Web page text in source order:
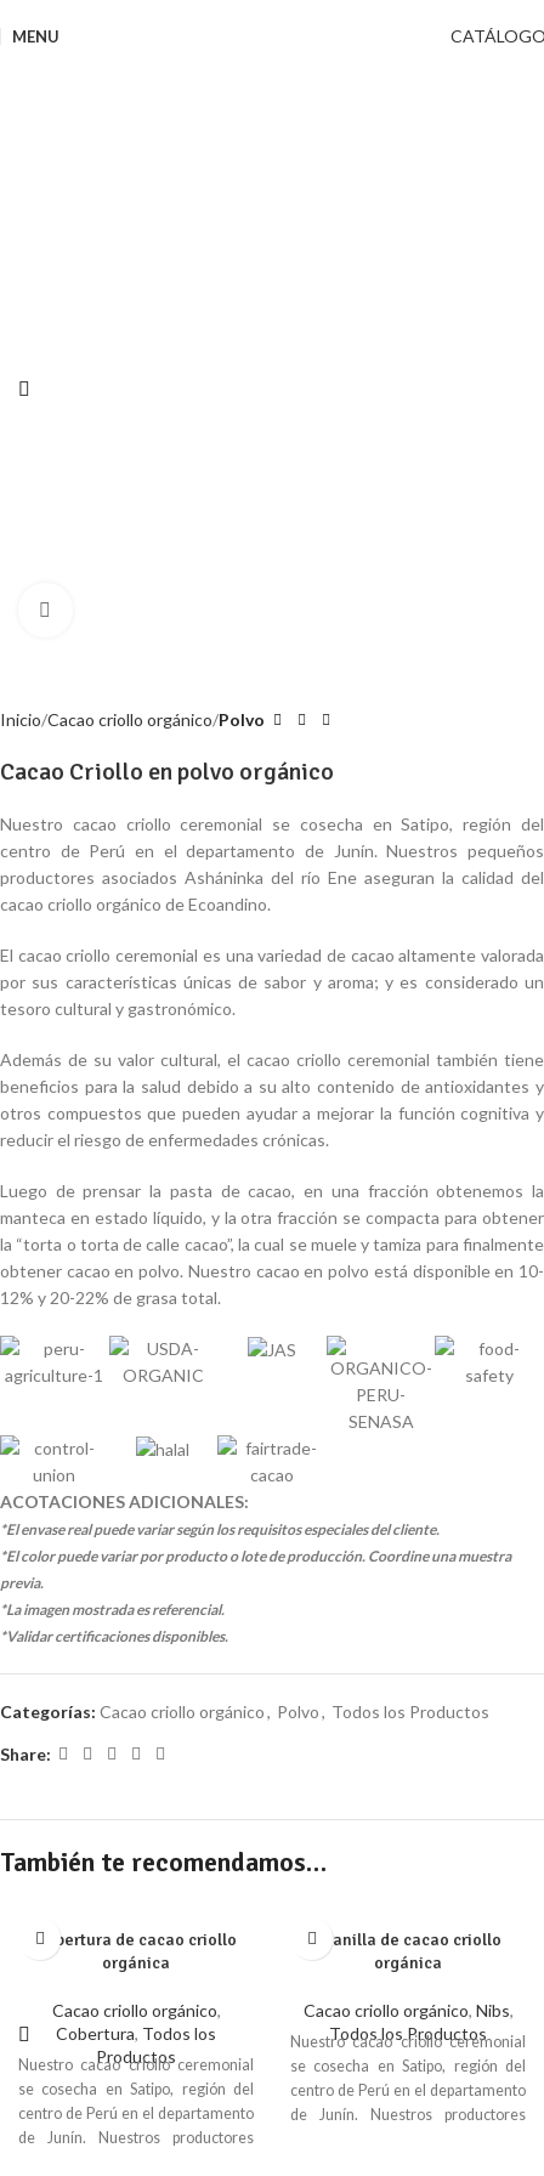
MENU
Inicio Cacao criollo orgánico Polvo
Cacao Criollo en polvo orgánico
Nuestro cacao criollo ceremonial se cosecha en Satipo, región del
centro de Perú en el departamento de Junín. Nuestros pequeños
productores asociados Asháninka del río Ene aseguran la calidad del
cacao criollo orgánico de Ecoandino.
El cacao criollo ceremonial es una variedad de cacao altamente valorada
por sus características únicas de sabor y aroma; y es considerado un
tesoro cultural y gastronómico.
Además de su valor cultural, el cacao criollo ceremonial también tiene
beneficios para la salud debido a su alto contenido de antioxidantes y
otros compuestos que pueden ayudar a mejorar la función cognitiva y
reducir el riesgo de enfermedades crónicas.
Luego de prensar la pasta de cacao, en una fracción obtenemos la
manteca en estado líquido, y la otra fracción se compacta para obtener
la “torta o torta de calle cacao”, la cual se muele y tamiza para finalmente
obtener cacao en polvo. Nuestro cacao en polvo está disponible en 10-
12% y 20-22% de grasa total.
ACOTACIONES ADICIONALES:
*El envase real puede variar según los requisitos especiales del cliente.
*El color puede variar por producto o lote de producción. Coordine una muestra
previa.
*La imagen mostrada es referencial.
*Validar certificaciones disponibles.
Categorías: Cacao criollo orgánico, Polvo, Todos los Productos
Share:
También te recomendamos…
Cobertura de cacao criollo
orgánica
Cacao criollo orgánico,
Cobertura, Todos los
Productos
Nuestro cacao criollo ceremonial
se cosecha en Satipo, región del
centro de Perú en el departamento
de Junín. Nuestros productores
Granilla de cacao criollo
orgánica
Cacao criollo orgánico, Nibs,
Todos los Productos
Nuestro cacao criollo ceremonial
se cosecha en Satipo, región del
centro de Perú en el departamento
de Junín. Nuestros productores